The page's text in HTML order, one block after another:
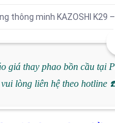
thông minh KAZOSHI K29
giá thay phao bồn cầu tại
lòng liên hệ theo hotline